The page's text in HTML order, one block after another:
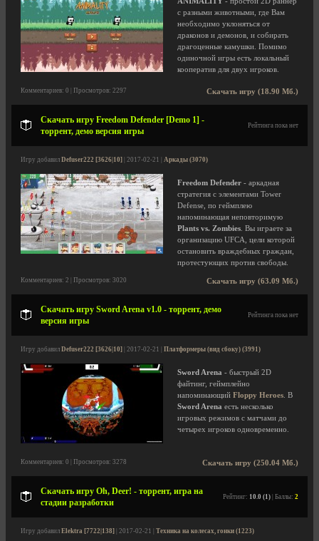
с разными животными, где Вам
необходимо уклоняться от
драконов и демонов, и собирать
драгоценные камушки. Помимо
одиночной игры есть локальный
кооператив для двух игроков.
Скачать игру (18.90 Мб.)
Комментариев: 0 | Просмотров: 2297
Скачать игру Freedom Defender [Demo 1] -
торрент, демо версия игры
Рейтинга пока нет
Игру добавил Defuser222 [3626|10] | 2017-02-21 | Аркады (3070)
Freedom Defender - аркадная
стратегия с элементами Tower
Defense, по геймплею
напоминающая неповторимую
Plants vs. Zombies . Вы играете за
организацию UFCA, цели которой
остановить враждебных граждан,
протестующих против свободы.
Скачать игру (63.09 Мб.)
Комментариев: 2 | Просмотров: 3020
Скачать игру Sword Arena v1.0 - торрент, демо
версия игры
Рейтинга пока нет
Игру добавил Defuser222 [3626|10] | 2017-02-21 | Платформеры (вид сбоку) (3991)
Sword Arena - быстрый 2D
файтинг, геймплейно
напоминающий Floppy Heroes . В
Sword Arena есть несколько
игровых режимов с матчами до
четырех игроков одновременно.
Скачать игру (250.04 Мб.)
Комментариев: 0 | Просмотров: 3278
Скачать игру Oh, Deer! - торрент, игра на
стадии разработки
Рейтинг: 10.0 (1) | Баллы: 2
Игру добавил Elektra [7722|138] | 2017-02-21 | Техника на колесах, гонки (1223)